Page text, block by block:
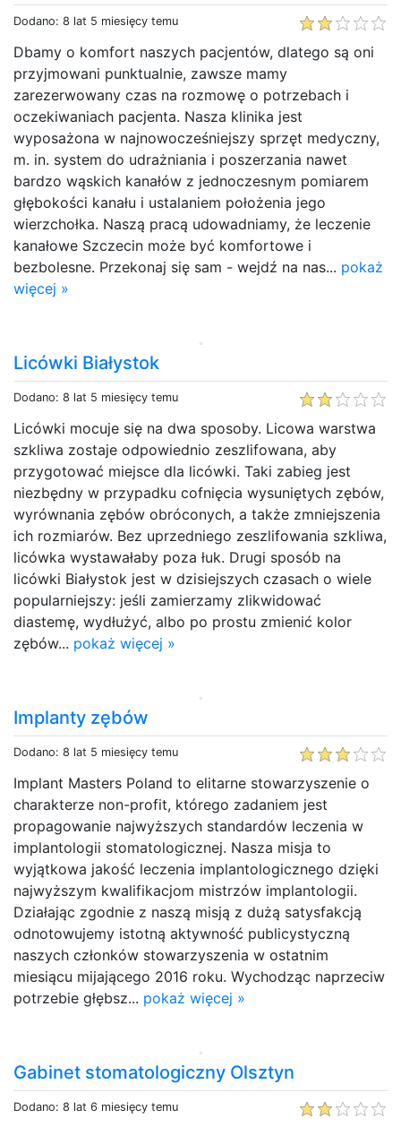
Dodano: 8 lat 5 miesięcy temu
Dbamy o komfort naszych pacjentów, dlatego są oni
przyjmowani punktualnie, zawsze mamy
zarezerwowany czas na rozmowę o potrzebach i
oczekiwaniach pacjenta. Nasza klinika jest
wyposażona w najnowocześniejszy sprzęt medyczny,
m. in. system do udrażniania i poszerzania nawet
bardzo wąskich kanałów z jednoczesnym pomiarem
głębokości kanału i ustalaniem położenia jego
wierzchołka. Naszą pracą udowadniamy, że leczenie
kanałowe Szczecin może być komfortowe i
bezbolesne. Przekonaj się sam - wejdź na nas... pokaż
więcej »
Licówki Białystok
Dodano: 8 lat 5 miesięcy temu
Licówki mocuje się na dwa sposoby. Licowa warstwa
szkliwa zostaje odpowiednio zeszlifowana, aby
przygotować miejsce dla licówki. Taki zabieg jest
niezbędny w przypadku cofnięcia wysuniętych zębów,
wyrównania zębów obróconych, a także zmniejszenia
ich rozmiarów. Bez uprzedniego zeszlifowania szkliwa,
licówka wystawałaby poza łuk. Drugi sposób na
licówki Białystok jest w dzisiejszych czasach o wiele
popularniejszy: jeśli zamierzamy zlikwidować
diastemę, wydłużyć, albo po prostu zmienić kolor
zębów... pokaż więcej »
Implanty zębów
Dodano: 8 lat 5 miesięcy temu
Implant Masters Poland to elitarne stowarzyszenie o
charakterze non-profit, którego zadaniem jest
propagowanie najwyższych standardów leczenia w
implantologii stomatologicznej. Nasza misja to
wyjątkowa jakość leczenia implantologicznego dzięki
najwyższym kwalifikacjom mistrzów implantologii.
Działając zgodnie z naszą misją z dużą satysfakcją
odnotowujemy istotną aktywność publicystyczną
naszych członków stowarzyszenia w ostatnim
miesiącu mijającego 2016 roku. Wychodząc naprzeciw
potrzebie głębsz... pokaż więcej »
Gabinet stomatologiczny Olsztyn
Dodano: 8 lat 6 miesięcy temu